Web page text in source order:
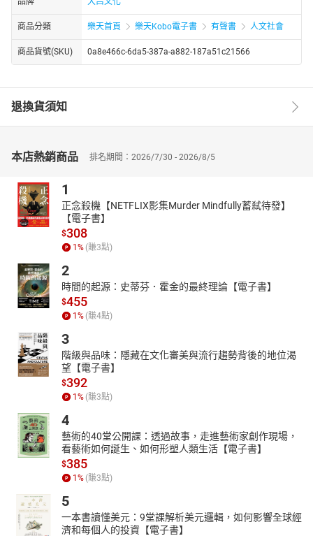
商品分類 樂天首頁 樂天Kobo電子書 有聲書 人文社會
商品貨號(SKU) 0a8e466c-6da5-387a-a882-187a51c21566
退換貨須知
本店熱銷商品 排名期間：2026/7/30 - 2026/8/5
1
正念殺機【NETFLIX影集Murder Mindfully蓄弒待發】
【電子書】
$308
1% (賺3點)
2
時間的起源：史蒂芬．霍金的最終理論【電子書】
$455
1% (賺4點)
3
階級與品味：隱藏在文化審美與流行趨勢背後的地位渴
望【電子書】
$392
1% (賺3點)
4
藝術的40堂公開課：透過故事，走進藝術家創作現場，
看藝術如何誕生、如何形塑人類生活【電子書】
$385
1% (賺3點)
5
一本書讀懂美元：9堂課解析美元邏輯，如何影響全球經
濟和每個人的投資【電子書】